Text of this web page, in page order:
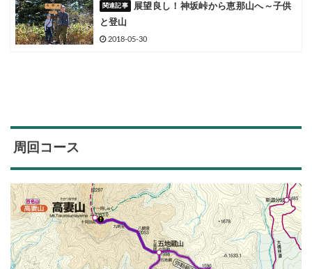
展望良し！神坂峠から恵那山へ～子供
と登山
2018-05-30
周回コース